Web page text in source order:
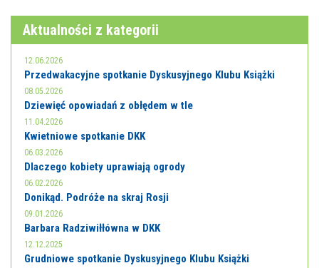
Aktualności z kategorii
12.06.2026
Przedwakacyjne spotkanie Dyskusyjnego Klubu Książki
08.05.2026
Dziewięć opowiadań z obłędem w tle
11.04.2026
Kwietniowe spotkanie DKK
06.03.2026
Dlaczego kobiety uprawiają ogrody
06.02.2026
Donikąd. Podróże na skraj Rosji
09.01.2026
Barbara Radziwiłłówna w DKK
12.12.2025
Grudniowe spotkanie Dyskusyjnego Klubu Książki